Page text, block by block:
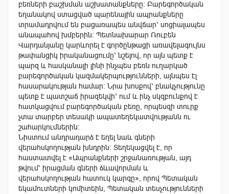
բեռների բաշխման աշխատանքները: Բարեգործական
եղանակով ստացված պարենային ապրանքները
տրամադրվում են բացառապես անվճար՝ սոցիալապես
անապահով խմբերին: Պետնախարար Ռուբեն
Վարդանյանը կարևորել է գործընթացի առավելագույնս
թափանցիկ իրականացումը՝ նշելով, որ այն պետք է
պարզ և հասկանալի լինի ինչպես բեռն ուղարկած
բարեգործական կազմակերպությունների, այնպես էլ
հասարակության համար: Նրա խոսքով՝ բնակչությունը
պետք է պատշաճ իրազեկվի՝ ում և ինչ սկզբունքով է
հատկացվում բարեգործական բեռը, որպեսզի տուրք
չտա տարբեր տեսակի ապատեղեկատվությանն ու
շահարկումներին:
Նիստում անդրադարձ է եղել նաև գների
վերահսկողության խնդրին: Տեղեկացվել է, որ
հաստատվել է «Ապրանքների շրջանառության, այդ
թվում՝ իրացման գների ձևավորման և
վերահսկողության հատուկ կարգը», որով Պետական
եկամուտների կոմիտեին, Պետական տեսչությունների